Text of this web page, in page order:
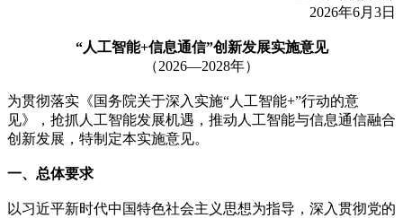
2026年6月3日
“人工智能+信息通信”创新发展实施意见
（2026—2028年）
为贯彻落实《国务院关于深入实施“人工智能+”行动的意
见》，抢抓人工智能发展机遇，推动人工智能与信息通信融合
创新发展，特制定本实施意见。
一、总体要求
以习近平新时代中国特色社会主义思想为指导，深入贯彻党的